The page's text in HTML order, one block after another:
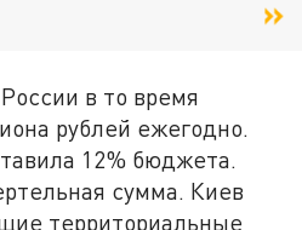
в то время
рублей ежегодно.
12% бюджета.
сумма. Киев
территориальные